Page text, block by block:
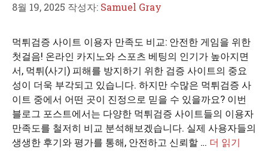
8월 19, 2025 작성자: Samuel Gray
먹튀검증 사이트 이용자 만족도 비교: 안전한 게임을 위한
첫걸음! 온라인 카지노와 스포츠 베팅의 인기가 높아지면
서, 먹튀(사기) 피해를 방지하기 위한 검증 사이트의 중요
성이 더욱 부각되고 있습니다. 하지만 수많은 먹튀검증 사
이트 중에서 어떤 곳이 진정으로 믿을 수 있을까요? 이번
블로그 포스트에서는 다양한 먹튀검증 사이트들의 이용자
만족도를 철저히 비교 분석해보겠습니다. 실제 사용자들의
생생한 후기와 평가를 통해, 안전하고 신뢰할 … 더 읽기